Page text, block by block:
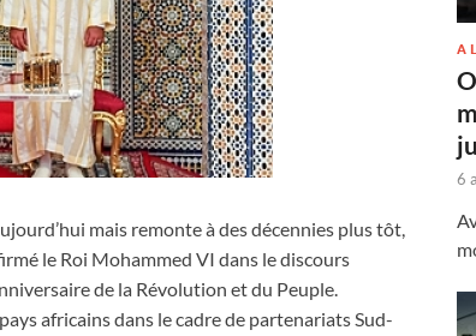
mais remonte à des décennies plus tôt,
le Roi Mohammed VI dans le discours
de la Révolution et du Peuple.
africains dans le cadre de partenariats Sud-
A
6